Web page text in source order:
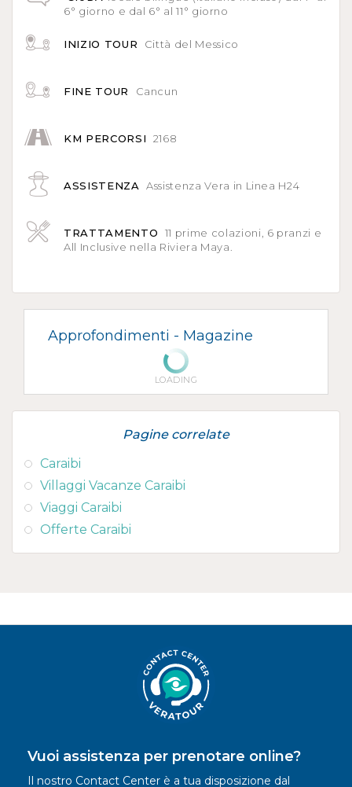
6° giorno e dal 6° al 11° giorno
INIZIO TOUR Città del Messico
FINE TOUR Cancun
KM PERCORSI 2168
ASSISTENZA Assistenza Vera in Linea H24
TRATTAMENTO
11 prime colazioni, 6 pranzi e
All Inclusive nella Riviera Maya.
Approfondimenti - Magazine
LOADING
Pagine correlate
Caraibi
Villaggi Vacanze Caraibi
Viaggi Caraibi
Offerte Caraibi
Vuoi assistenza per prenotare online?
Il nostro Contact Center è a tua disposizione dal